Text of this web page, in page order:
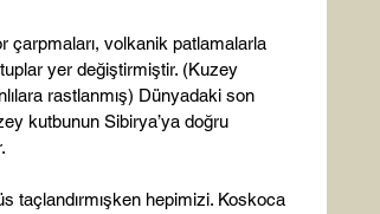
çarpmaları, volkanik patlamalarla
yer değiştirmiştir. (Kuzey
rastlanmış) Dünyadaki son
kutbunun Sibirya’ya doğru
taçlandırmışken hepimizi. Koskoca